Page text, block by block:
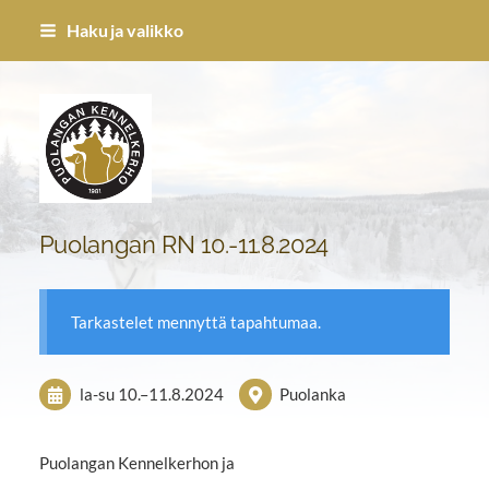
Siirry
Haku ja valikko
Puolangan Kennel-kerho ry
Puolangan RN 10.-11.8.2024
Tarkastelet mennyttä tapahtumaa.
la-su 10.–11.8.2024 Puolanka
Puolangan Kennelkerhon ja